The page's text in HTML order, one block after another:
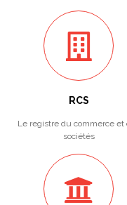
RCS
Le registre du commerce et
sociétés